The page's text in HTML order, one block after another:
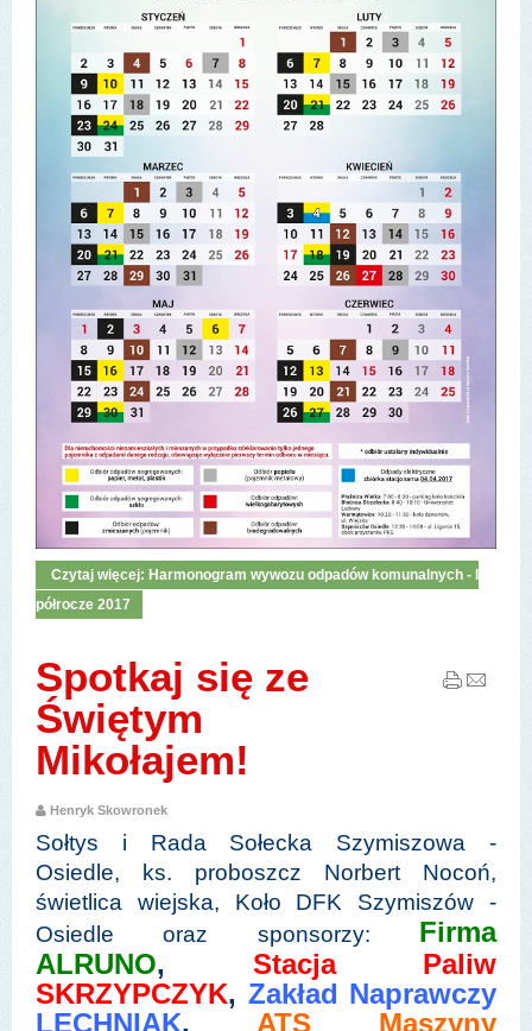
Czytaj więcej: Harmonogram wywozu odpadów komunalnych - I
półrocze 2017
Spotkaj się ze
Świętym
Mikołajem!
Henryk Skowronek
Sołtys i Rada Sołecka Szymiszowa -
Osiedle, ks. proboszcz Norbert Nocoń,
świetlica wiejska, Koło DFK Szymiszów -
Osiedle oraz sponsorzy: Firma
ALRUNO, Stacja Paliw
SKRZYPCZYK, Zakład Naprawczy
LECHNIAK, ATS Maszyny